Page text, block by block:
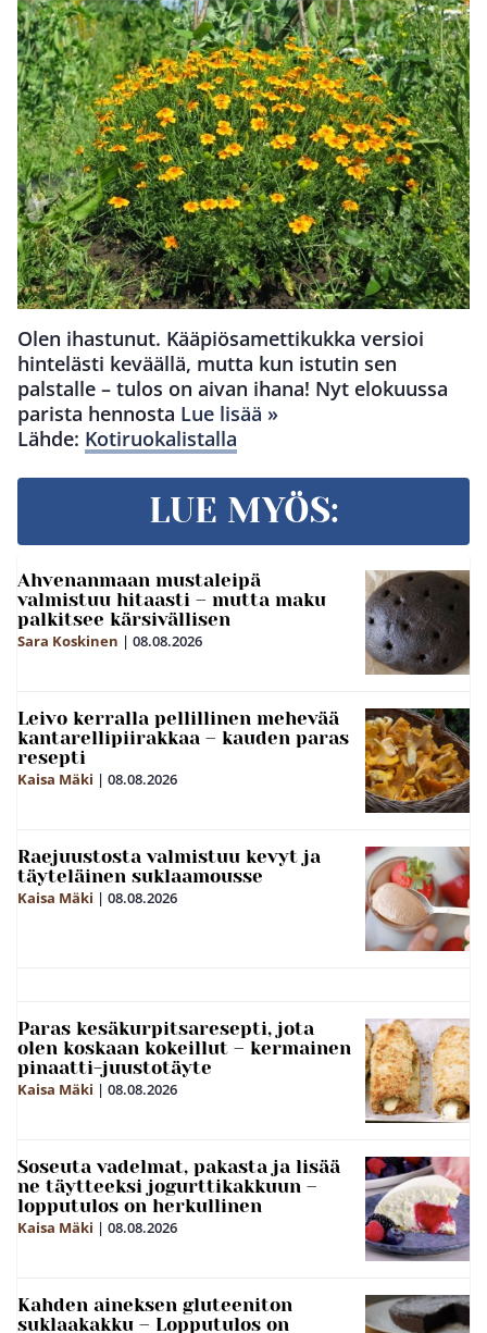
Olen ihastunut. Kääpiösamettikukka versioi
hintelästi keväällä, mutta kun istutin sen
palstalle – tulos on aivan ihana! Nyt elokuussa
parista hennosta Lue lisää »
Lähde: Kotiruokalistalla
LUE MYÖS:
Ahvenanmaan mustaleipä
valmistuu hitaasti – mutta maku
palkitsee kärsivällisen
Sara Koskinen | 08.08.2026
Leivo kerralla pellillinen mehevää
kantarellipiirakkaa – kauden paras
resepti
Kaisa Mäki | 08.08.2026
Raejuustosta valmistuu kevyt ja
täyteläinen suklaamousse
Kaisa Mäki | 08.08.2026
Paras kesäkurpitsaresepti, jota
olen koskaan kokeillut – kermainen
pinaatti-juustotäyte
Kaisa Mäki | 08.08.2026
Soseuta vadelmat, pakasta ja lisää
ne täytteeksi jogurttikakkuun –
lopputulos on herkullinen
Kaisa Mäki | 08.08.2026
Kahden aineksen gluteeniton
suklaakakku – Lopputulos on